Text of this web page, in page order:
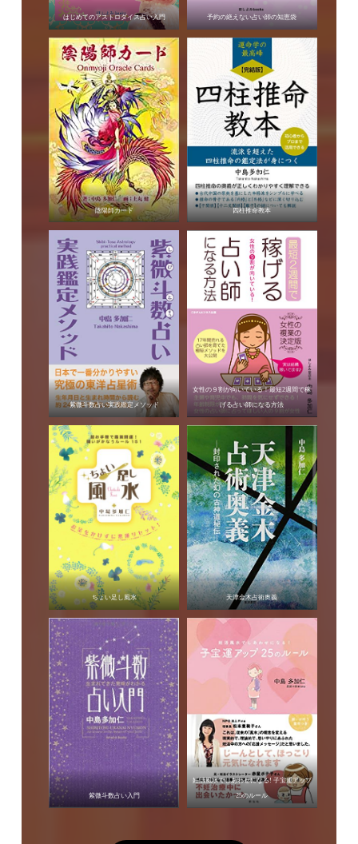
はじめてのアストロダイス占い入門 予約の絶えない占い師の知恵袋
陰陽師カード 四柱推命教本
紫微斗数占い実践鑑定メソッド
女性の９割が向いている！最短2週間で稼
げる占い師になる方法
ちょい足し風水 天津金木占術奥義
紫微斗数占い入門
妊活風水でしあわせになる! 子宝運アップ
25のルール